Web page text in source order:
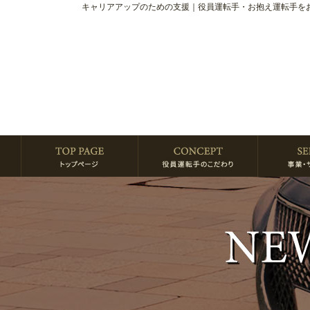
キャリアアップのための支援｜役員運転手・お抱え運転手